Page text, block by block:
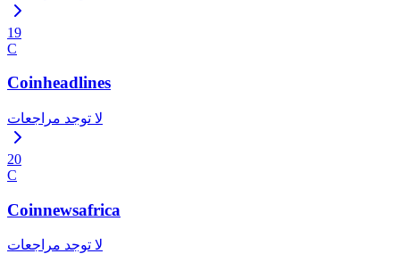
19
C
Coinheadlines
لا توجد مراجعات
20
C
Coinnewsafrica
لا توجد مراجعات